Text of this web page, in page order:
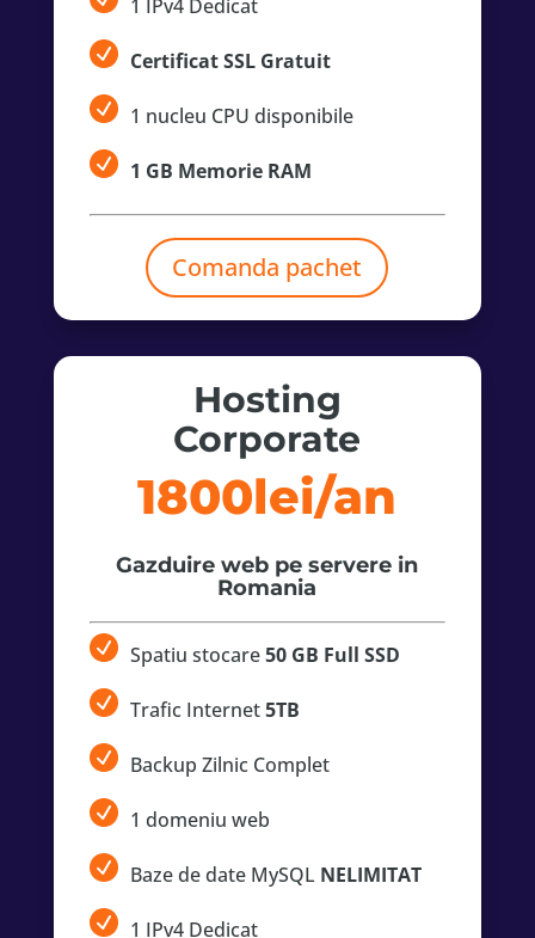
1 IPv4 Dedicat
Certificat SSL Gratuit
1 nucleu CPU disponibile
1 GB Memorie RAM
Comanda pachet
Hosting
Corporate
1800lei/an
Gazduire web pe servere in
Romania
Spatiu stocare50 GB Full SSD
Trafic Internet5TB
Backup Zilnic Complet
1 domeniu web
Baze de date MySQL NELIMITAT
1 IPv4 Dedicat